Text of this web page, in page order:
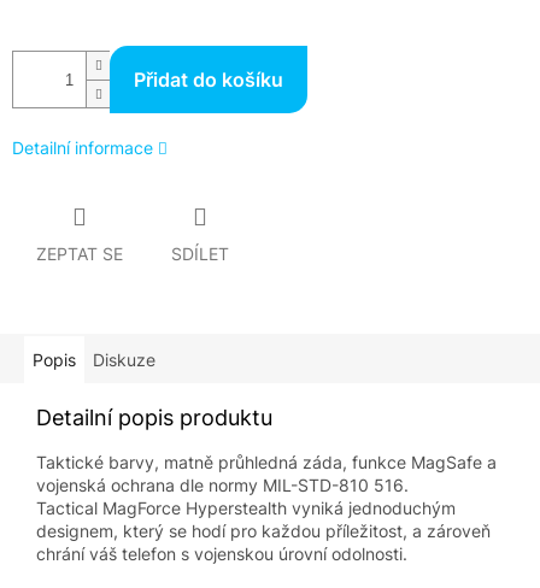
Přidat do košíku
Detailní informace
ZEPTAT SE SDÍLET
Popis Diskuze
Detailní popis produktu
Taktické barvy, matně průhledná záda, funkce MagSafe a
vojenská ochrana dle normy MIL-STD-810 516.
Tactical MagForce Hyperstealth vyniká jednoduchým
designem, který se hodí pro každou příležitost, a zároveň
chrání váš telefon s vojenskou úrovní odolnosti.